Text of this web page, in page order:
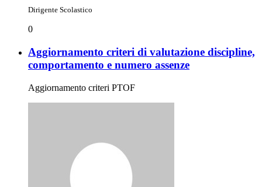
Dirigente Scolastico
0
Aggiornamento criteri di valutazione discipline,
comportamento e numero assenze
Aggiornamento criteri PTOF